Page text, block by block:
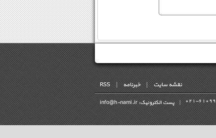
نقشه سایت | خبرنامه |
RSS
پست الکترونیک: info@h-nami.ir | 021-61099